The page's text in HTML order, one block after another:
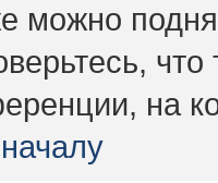
можно
на